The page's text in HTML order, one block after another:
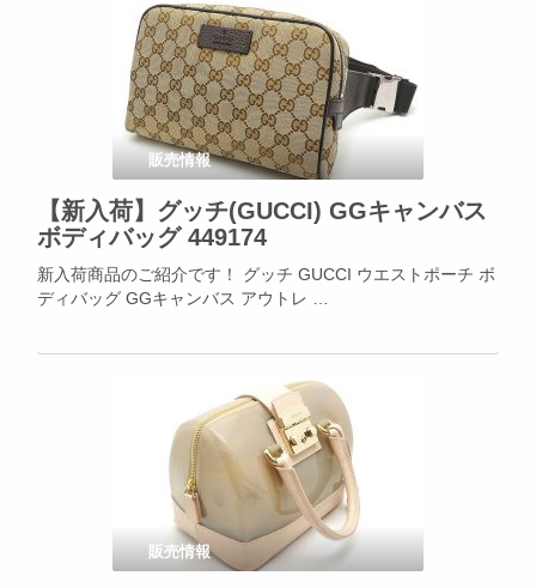
販売情報
【新入荷】グッチ(GUCCI) GGキャンバス
ボディバッグ 449174
新入荷商品のご紹介です！ グッチ GUCCI ウエストポーチ ボ
ディバッグ GGキャンバス アウトレ …
販売情報